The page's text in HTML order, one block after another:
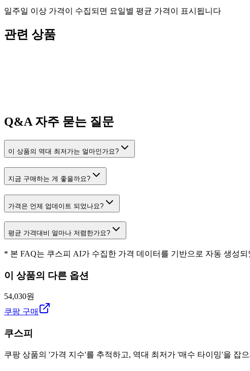
일주일 이상 가격이 수집되면 요일별 평균 가격이 표시됩니다
관련 상품
Q&A자주 묻는 질문
이 상품의 역대 최저가는 얼마인가요?
지금 구매하는 게 좋을까요?
가격은 언제 업데이트 되었나요?
평균 가격대비 얼마나 저렴한가요?
* 본 FAQ는 쿠스피 AI가 수집한 가격 데이터를 기반으로 자동 생성
이 상품의 다른 옵션
54,030원
쿠팡 구매
쿠스피
쿠팡 상품의 '가격 지수'를 추적하고, 역대 최저가 '매수 타이밍'을 잡